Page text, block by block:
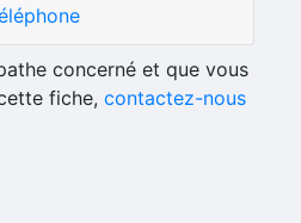
concerné et que vous
fiche, contactez-nous